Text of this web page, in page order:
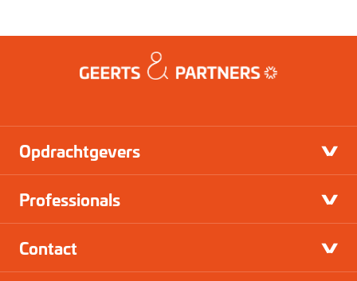
Opdrachtgevers
Professionals
Contact